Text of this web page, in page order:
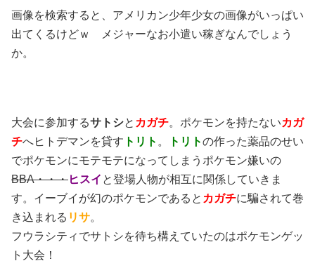
画像を検索すると、アメリカン少年少女の画像がいっぱい
出てくるけどｗ メジャーなお小遣い稼ぎなんでしょう
か。
大会に参加するサトシと カガチ。ポケモンを持たないカガ
チへヒトデマンを貸す トリト 。 トリトの作った薬品のせい
でポケモンにモテモテになってしまうポケモン嫌いの
BBA・・・ヒスイ と登場人物が相互に関係していきま
す。イーブイが幻のポケモンであると カガチに騙されて巻
き込まれる リサ。
フウラシティでサトシを待ち構えていたのはポケモンゲッ
ト大会！